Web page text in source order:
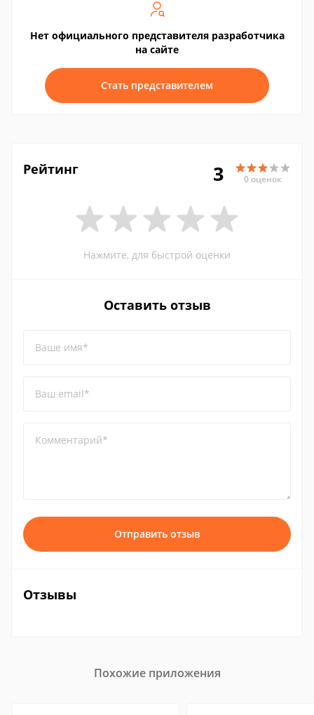
Нет официального представителя разработчика
на сайте
Стать представителем
Рейтинг 3 0 оценок
Нажмите, для быстрой оценки
Оставить отзыв
Ваше имя*
Ваш email*
Комментарий*
Отправить отзыв
Отзывы
Похожие приложения